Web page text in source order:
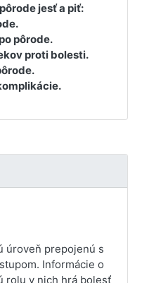
jesť a piť:
pôrode.
proti bolesti.
úroveň prepojenú s
Informácie o
rolu v nich hrá bolesť